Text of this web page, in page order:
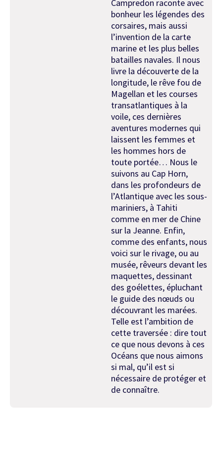
Campredon raconte avec
bonheur les légendes des
corsaires, mais aussi
l’invention de la carte
marine et les plus belles
batailles navales. Il nous
livre la découverte de la
longitude, le rêve fou de
Magellan et les courses
transatlantiques à la
voile, ces dernières
aventures modernes qui
laissent les femmes et
les hommes hors de
toute portée… Nous le
suivons au Cap Horn,
dans les profondeurs de
l’Atlantique avec les sous-
mariniers, à Tahiti
comme en mer de Chine
sur la Jeanne. Enfin,
comme des enfants, nous
voici sur le rivage, ou au
musée, rêveurs devant les
maquettes, dessinant
des goélettes, épluchant
le guide des nœuds ou
découvrant les marées.
Telle est l’ambition de
cette traversée : dire tout
ce que nous devons à ces
Océans que nous aimons
si mal, qu’il est si
nécessaire de protéger et
de connaître.